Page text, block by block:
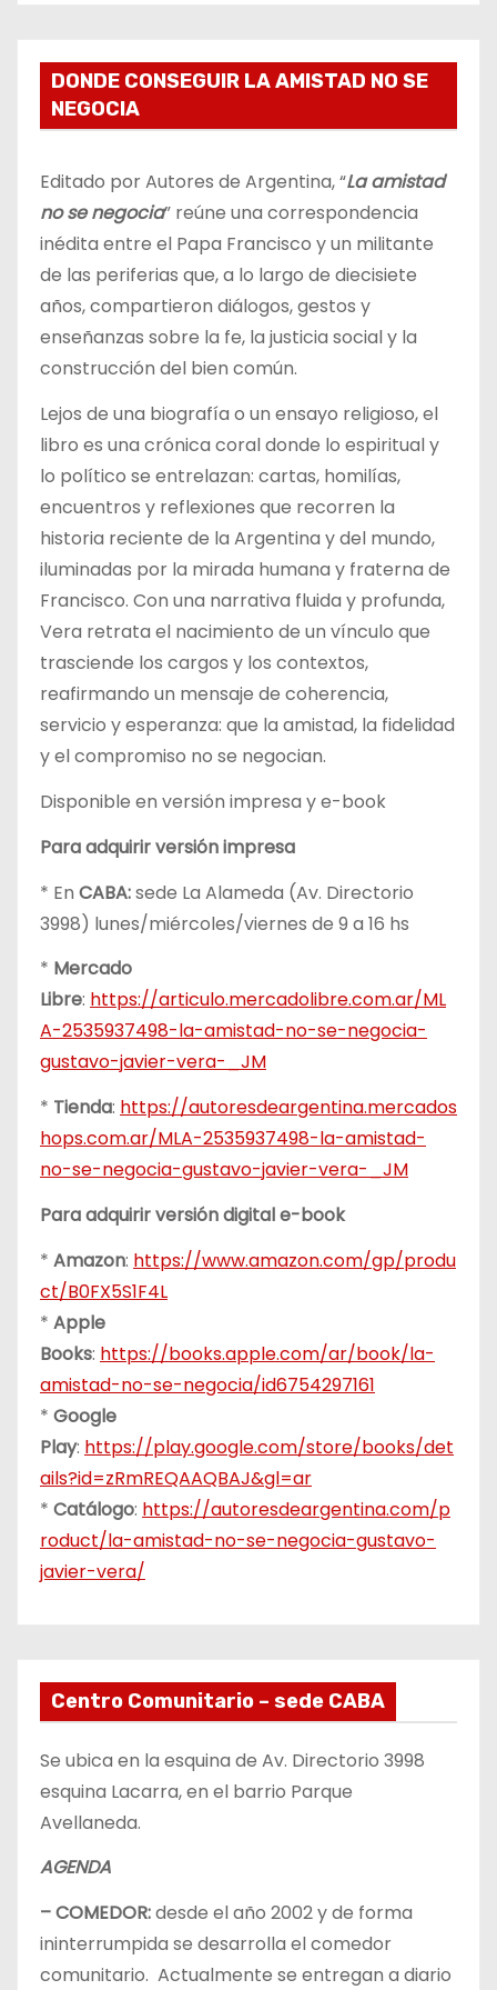
DONDE CONSEGUIR LA AMISTAD NO SE
NEGOCIA
Editado por Autores de Argentina, “La amistad
no se negocia” reúne una correspondencia
inédita entre el Papa Francisco y un militante
de las periferias que, a lo largo de diecisiete
años, compartieron diálogos, gestos y
enseñanzas sobre la fe, la justicia social y la
construcción del bien común.
Lejos de una biografía o un ensayo religioso, el
libro es una crónica coral donde lo espiritual y
lo político se entrelazan: cartas, homilías,
encuentros y reflexiones que recorren la
historia reciente de la Argentina y del mundo,
iluminadas por la mirada humana y fraterna de
Francisco. Con una narrativa fluida y profunda,
Vera retrata el nacimiento de un vínculo que
trasciende los cargos y los contextos,
reafirmando un mensaje de coherencia,
servicio y esperanza: que la amistad, la fidelidad
y el compromiso no se negocian.
Disponible en versión impresa y e-book
Para adquirir versión impresa
* En CABA:sede La Alameda (Av. Directorio
3998) lunes/miércoles/viernes de 9 a 16 hs
* Mercado
Libre: https://articulo.mercadolibre.com.ar/ML
A-2535937498-la-amistad-no-se-negocia-
gustavo-javier-vera-_JM
* Tienda: https://autoresdeargentina.mercados
hops.com.ar/MLA-2535937498-la-amistad-
no-se-negocia-gustavo-javier-vera-_JM
Para adquirir versión digital e-book
* Amazon: https://www.amazon.com/gp/produ
ct/B0FX5S1F4L
* Apple
Books: https://books.apple.com/ar/book/la-
amistad-no-se-negocia/id6754297161
* Google
Play: https://play.google.com/store/books/det
ails?id=zRmREQAAQBAJ&gl=ar
* Catálogo: https://autoresdeargentina.com/p
roduct/la-amistad-no-se-negocia-gustavo-
javier-vera/
Centro Comunitario – sede CABA
Se ubica en la esquina de Av. Directorio 3998
esquina Lacarra, en el barrio Parque
Avellaneda.
AGENDA
– COMEDOR:desde el año 2002 y de forma
ininterrumpida se desarrolla el comedor
comunitario. Actualmente se entregan a diario